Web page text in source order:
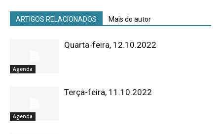
ARTIGOS RELACIONADOS Mais do autor
Agenda
Quarta-feira, 12.10.2022
Agenda
Terça-feira, 11.10.2022